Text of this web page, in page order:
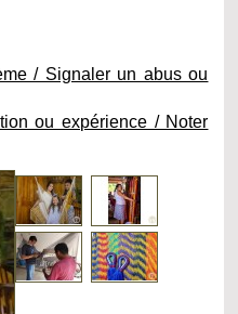
/ Signaler un abus ou
ou expérience / Noter